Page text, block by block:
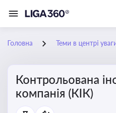
Головна Теми в центрі
Контрольована
компанія (КІК)